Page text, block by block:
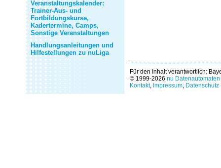
Veranstaltungskalender:
Trainer-Aus- und
Fortbildungskurse,
Kadertermine, Camps,
Sonstige Veranstaltungen
Handlungsanleitungen und
Hilfestellungen zu nuLiga
Für den Inhalt verantwortlich:
© 1999-2026 nu
Kontakt, Impressum, Datenschutz